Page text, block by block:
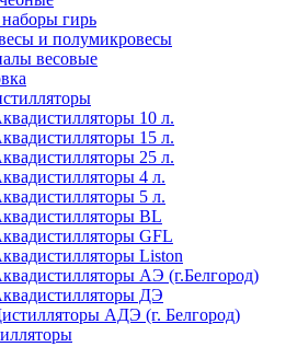
гирь
и полумикровесы
весовые
10 л.
15 л.
25 л.
4 л.
5 л.
BL
GFL
Liston
АЭ (г.Белгород)
ДЭ
АДЭ (г. Белгород)